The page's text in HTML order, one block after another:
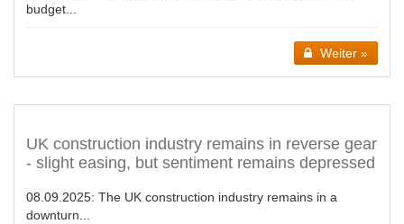
budget...
Weiter »
UK construction industry remains in reverse gear
- slight easing, but sentiment remains depressed
08.09.2025: The UK construction industry remains in a
downturn...